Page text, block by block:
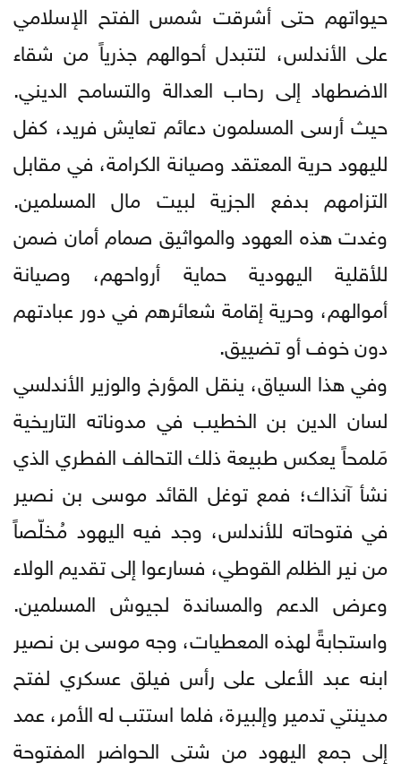
حيواتهم حتى أشرقت شمس الفتح الإسلامي
على الأندلس، لتتبدل أحوالهم جذرياً من شقاء
الاضطهاد إلى رحاب العدالة والتسامح الديني.
حيث أرسى المسلمون دعائم تعايش فريد، كفل
لليهود حرية المعتقد وصيانة الكرامة، في مقابل
التزامهم بدفع الجزية لبيت مال المسلمين.
وغدت هذه العهود والمواثيق صمام أمان ضمن
للأقلية اليهودية حماية أرواحهم، وصيانة
أموالهم، وحرية إقامة شعائرهم في دور عبادتهم
دون خوف أو تضييق.
وفي هذا السياق، ينقل المؤرخ والوزير الأندلسي
لسان الدين بن الخطيب في مدوناته التاريخية
مَلمحاً يعكس طبيعة ذلك التحالف الفطري الذي
نشأ آنذاك؛ فمع توغل القائد موسى بن نصير
في فتوحاته للأندلس، وجد فيه اليهود مُخلّصاً
من نير الظلم القوطي، فسارعوا إلى تقديم الولاء
وعرض الدعم والمساندة لجيوش المسلمين.
واستجابةً لهذه المعطيات، وجه موسى بن نصير
ابنه عبد الأعلى على رأس فيلق عسكري لفتح
مدينتي تدمير وإلبيرة، فلما استتب له الأمر، عمد
إلى جمع اليهود من شتى الحواضر المفتوحة